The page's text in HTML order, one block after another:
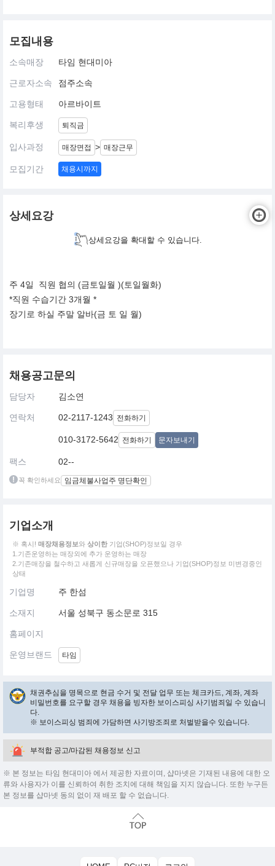
모집내용
소속매장 타임 현대미아
근로자소속 점주소속
고용형태 아르바이트
복리후생 퇴직금
입사과정 매장면접 > 매장근무
모집기간 채용시까지
상세요강
상세요강을 확대할 수 있습니다.
주 4일 직원 협의 (금토일월 )(토일월화)
*직원 수습기간 3개월 *
장기로 하실 주말 알바(금 토 일 월)
채용공고문의
담당자 김소연
연락처 02-2117-1243 전화하기
010-3172-5642 전화하기 문자보내기
팩스 02--
꼭 확인하세요 임금체불사업주 명단확인
기업소개
※ 혹시! 매장채용정보와 상이한 기업(SHOP)정보일 경우
1.기존운영하는 매장외에 추가 운영하는 매장
2.기존매장을 철수하고 새롭게 신규매장을 오픈했으나 기업(SHOP)정보 미변경중인
상태
기업명 주 한섬
소재지 서울 성북구 동소문로 315
홈페이지
운영브랜드 타임
채권추심을 명목으로 현금 수거 및 전달 업무 또는 체크카드, 계좌, 계좌
비밀번호를 요구할 경우 채용을 빙자한 보이스피싱 사기범죄일 수 있습니
다.
※ 보이스피싱 범죄에 가담하면 사기방조죄로 처벌받을수 있습니다.
부적합 공고/마감된 채용정보 신고
※ 본 정보는 타임 현대미아 에서 제공한 자료이며, 샵마넷은 기재된 내용에 대한 오
류와 사용자가 이를 신뢰하여 취한 조치에 대해 책임을 지지 않습니다. 또한 누구든
본 정보를 샵마넷 동의 없이 재 배포 할 수 없습니다.